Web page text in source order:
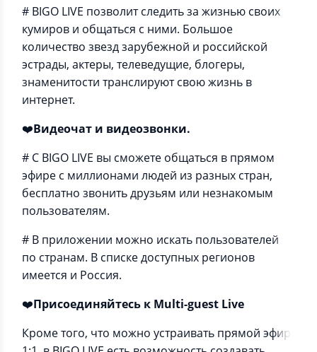
# BIGO LIVE позволит следить за жизнью своих
кумиров и общаться с ними. Большое
количество звезд зарубежной и российской
эстрады, актеры, телеведущие, блогеры,
знаменитости транслируют свою жизнь в
интернет.
❤️Видеочат и видеозвонки.
# С BIGO LIVE вы сможете общаться в прямом
эфире с миллионами людей из разных стран,
бесплатно звонить друзьям или незнакомым
пользователям.
# В приложении можно искать пользователей
по странам. В списке доступных регионов
имеется и Россия.
❤️Присоединяйтесь к Multi-guest Live
Кроме того, что можно устраивать прямой эфир